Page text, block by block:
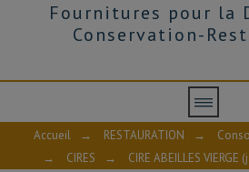
Fournitures pour la
Conservation-
Accueil → RESTAURATION →
→
CIRES → CIRE ABEILLES